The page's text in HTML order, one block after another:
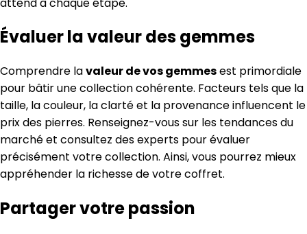
Évaluer la valeur des gemmes
Comprendre lavaleur de vos gemmesest primordiale
pour bâtir une collection cohérente. Facteurs tels que la
taille, la couleur, la clarté et la provenance influencent le
prix des pierres. Renseignez-vous sur les tendances du
marché et consultez des experts pour évaluer
précisément votre collection. Ainsi, vous pourrez mieux
appréhender la richesse de votre coffret.
Partager votre passion